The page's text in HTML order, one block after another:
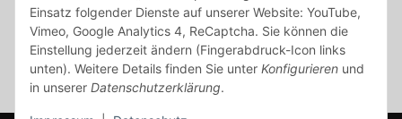
Einsatz folgender Dienste auf unserer Website: YouTube,
Vimeo, Google Analytics 4, ReCaptcha. Sie können die
Einstellung jederzeit ändern (Fingerabdruck-Icon links
unten). Weitere Details finden Sie unter Konfigurieren und
in unserer Datenschutzerklärung.
* Alle Preise inkl. gesetzlicher USt., zzgl.Versand
* gilt für Lieferungen innerhalb Deutschlands, Lieferzeiten für andere
Länder entnehmen Sie bitte der Schaltfläche mit den
Versandinformationen